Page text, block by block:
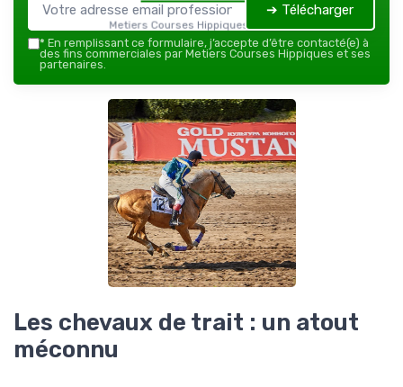
Metiers Courses Hippiques — 2026
➔ Télécharger
* En remplissant ce formulaire, j’accepte d’être contacté(e) à
des fins commerciales par Metiers Courses Hippiques et ses
partenaires.
Les chevaux de trait : un atout
méconnu